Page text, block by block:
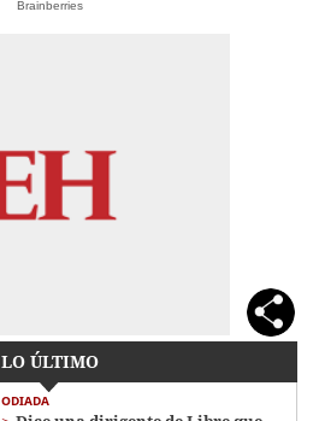
Brainberries
LO ÚLTIMO
ODIADA